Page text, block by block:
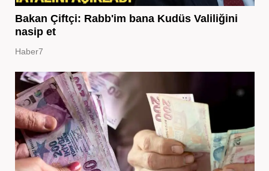
Bakan Çiftçi: Rabb'im bana Kudüs Valiliğini
nasip et
Haber7